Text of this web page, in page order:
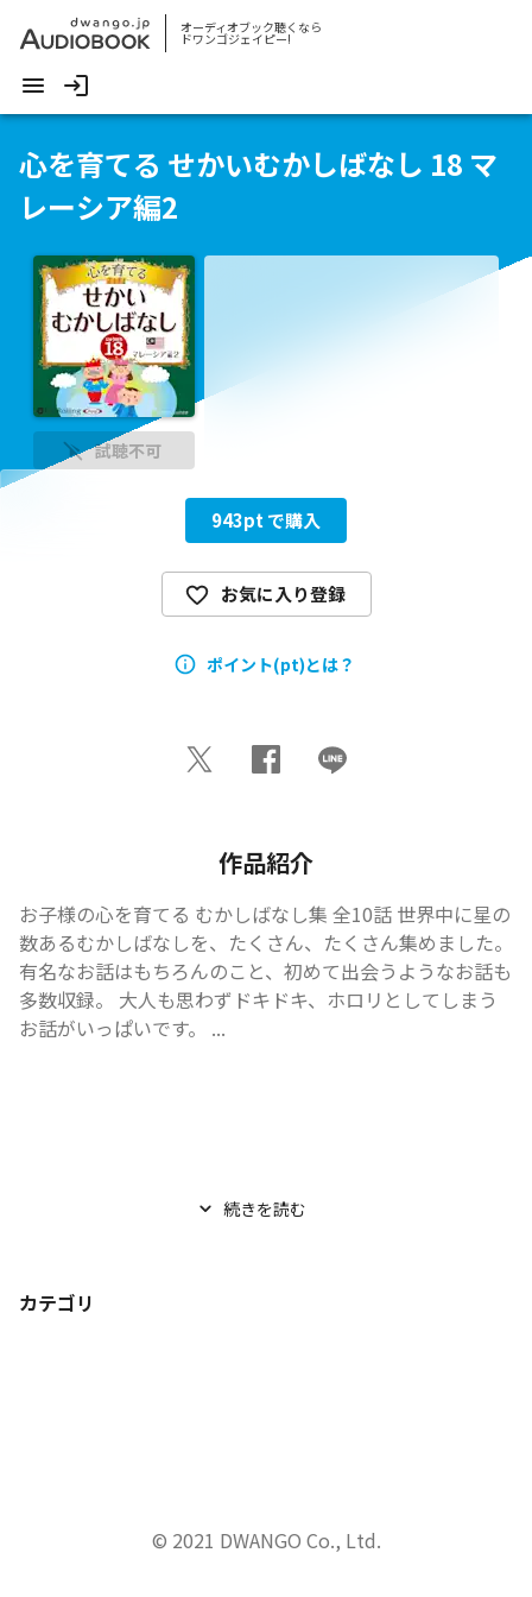
オーディオブック聴くなら
ドワンゴジェイピー!
心を育てる せかいむかしばなし 18 マ
レーシア編2
試聴不可
943pt で購入
お気に入り登録
ポイント(pt)とは？
作品紹介
お子様の心を育てる むかしばなし集 全10話 世界中に星の
数あるむかしばなしを、たくさん、たくさん集めました。
有名なお話はもちろんのこと、初めて出会うようなお話も
多数収録。 大人も思わずドキドキ、ホロリとしてしまう
お話がいっぱいです。 ...
続きを読む
カテゴリ
© 2021 DWANGO Co., Ltd.